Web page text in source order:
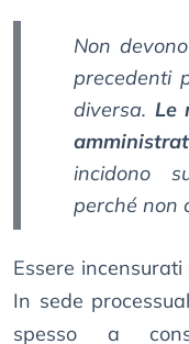
Non
precedenti
diversa. Le
incidono
perché non
Essere
In sede
spesso a